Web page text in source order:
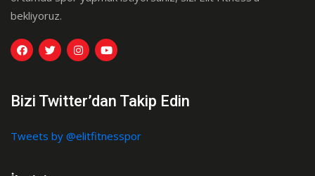
bekliyoruz.
Bizi Twitter’dan Takip Edin
Tweets by @elitfitnesspor